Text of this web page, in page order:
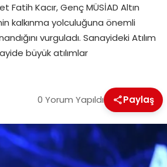
Fatih Kacır, Genç MÜSİAD Altın
kalkınma yolculuğuna önemli
vurguladı. Sanayideki Atılım
büyük atılımlar
0 Yorum Yapıldı Paylaş